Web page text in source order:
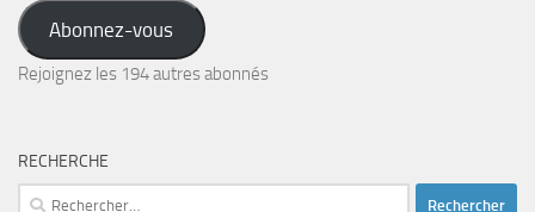
adresse
e-
mail
Abonnez-vous
Rejoignez les 194 autres abonnés
RECHERCHE
Rechercher :